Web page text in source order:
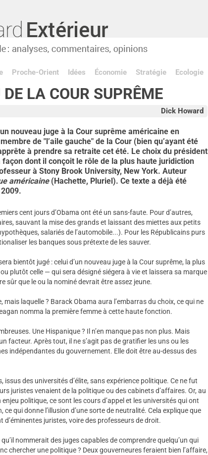
Proche-Orient Idées Économie Stratégie Ecologie
LA COUR SUPRÊME
Dick Howard
nouveau juge à la Cour suprême américaine en
de "l’aile gauche" de la Cour (bien qu’ayant été
à prendre sa retraite cet été. Le choix du président
dont il conçoit le rôle de la plus haute juridiction
à Stony Brook University, New York. Auteur
américaine(Hachette, Pluriel). Ce texte a déjà été
cent jours d’Obama ont été un sans-faute. Pour d’autres,
sauvant la mise des grands et laissant des miettes aux petits
salariés de l’automobile...). Pour les Républicains purs
les banques sous prétexte de les sauver.
bientôt jugé : celui d’un nouveau juge à la Cour suprême, la plus
plutôt celle — qui sera désigné siégera à vie et laissera sa marque
sûr que le ou la nominé devrait être assez jeune.
mais laquelle ? Barack Obama aura l’embarras du choix, ce qui ne
nomma la première femme à cette haute fonction.
Une Hispanique ? Il n’en manque pas non plus. Mais
facteur. Après tout, il ne s’agit pas de gratifier les uns ou les
indépendantes du gouvernement. Elle doit être au-dessus des
des universités d’élite, sans expérience politique. Ce ne fut
juristes venaient de la politique ou des cabinets d’affaires. Or, au
politique, ce sont les cours d’appel et les universités qui ont
qui donne l’illusion d’une sorte de neutralité. Cela explique que
juristes, voire des professeurs de droit.
nommerait des juges capables de comprendre quelqu’un qui
chercher une politique ? Deux gouverneures feraient bien l’affaire,